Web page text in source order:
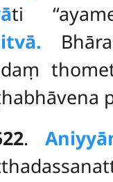
ti
.